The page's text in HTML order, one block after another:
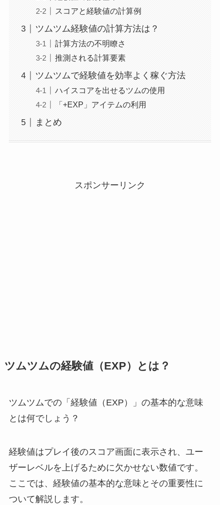
スコアと経験値の計算例
ツムツム経験値の計算方法は？
計算方法の不明瞭さ
推測される計算要素
ツムツムで経験値を効率よく稼ぐ方法
ハイスコアを出せるツムの使用
「+EXP」アイテムの利用
まとめ
スポンサーリンク
ツムツムの経験値（EXP）とは？
ツムツムでの「経験値（EXP）」の基本的な意味
とは何でしょう？
経験値はプレイ後のスコア画面に表示され、ユー
ザーレベルを上げるために欠かせない数値です。
ここでは、経験値の基本的な意味とその重要性に
ついて解説します。